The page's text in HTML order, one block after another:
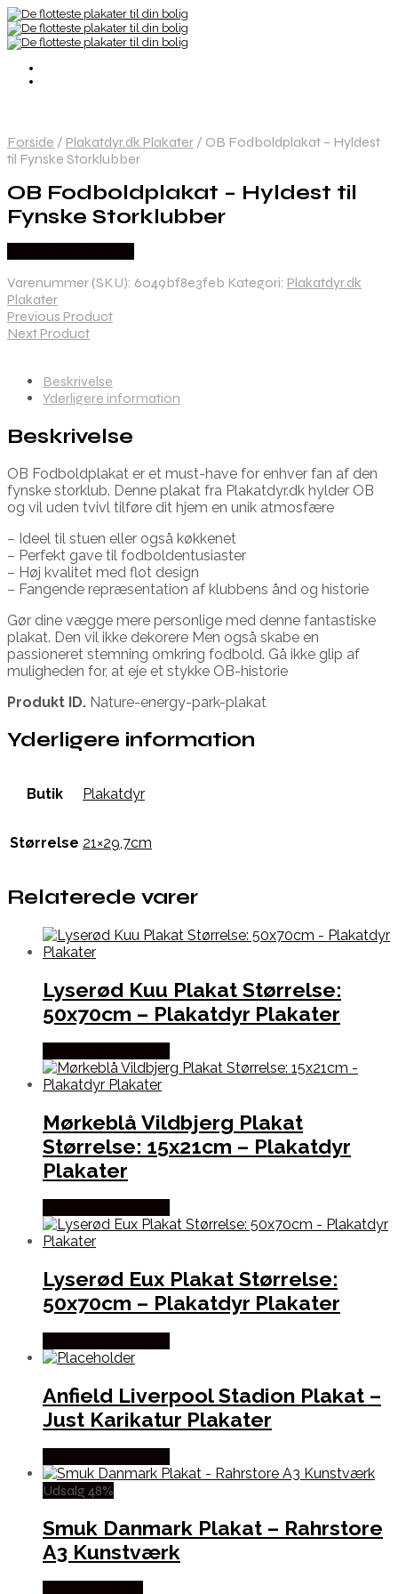
Forside / Plakatdyr.dk Plakater / OB Fodboldplakat – Hyldest
til Fynske Storklubber
OB Fodboldplakat – Hyldest til
Fynske Storklubber
Varenummer (SKU): 6049bf8e3feb Kategori: Plakatdyr.dk
Plakater
Previous Product
Next Product
Beskrivelse
Yderligere information
Beskrivelse
OB Fodboldplakat er et must-have for enhver fan af den
fynske storklub. Denne plakat fra Plakatdyr.dk hylder OB
og vil uden tvivl tilføre dit hjem en unik atmosfære
– Ideel til stuen eller også køkkenet
– Perfekt gave til fodboldentusiaster
– Høj kvalitet med flot design
– Fangende repræsentation af klubbens ånd og historie
Gør dine vægge mere personlige med denne fantastiske
plakat. Den vil ikke dekorere Men også skabe en
passioneret stemning omkring fodbold. Gå ikke glip af
muligheden for, at eje et stykke OB-historie
Produkt ID. Nature-energy-park-plakat
Yderligere information
Butik Plakatdyr
Størrelse 21×29,7cm
Relaterede varer
Lyserød Kuu Plakat Størrelse:
50x70cm – Plakatdyr Plakater
Mørkeblå Vildbjerg Plakat
Størrelse: 15x21cm – Plakatdyr
Plakater
Lyserød Eux Plakat Størrelse:
50x70cm – Plakatdyr Plakater
Anfield Liverpool Stadion Plakat –
Just Karikatur Plakater
Udsalg 48%
Smuk Danmark Plakat – Rahrstore
A3 Kunstværk